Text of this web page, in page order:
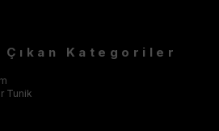
Çıkan Kategoriler
Tunik